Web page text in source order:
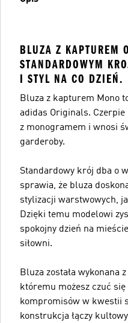
BLUZA Z KAPTUREM
STANDARDOWYM
I STYL NA CO DZIEŃ.
Bluza z kapturem Mono
adidas Originals. Czerpie
z monogramem i wnosi
garderoby.
Standardowy krój dba o
sprawia, że bluza
stylizacji warstwowych,
Dzięki temu modelowi
spokojny dzień na
siłowni.
Bluza została wykonana
któremu możesz czuć
kompromisów w kwestii
konstrukcja łączy